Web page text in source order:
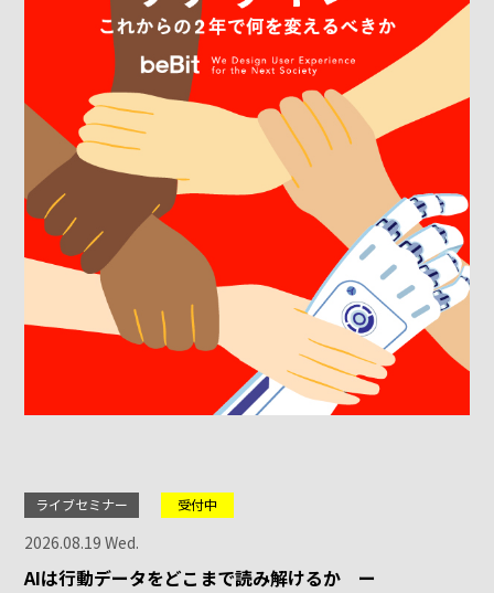
ライブセミナー 受付中
2026.08.19 Wed.
AIは行動データをどこまで読み解けるか ー